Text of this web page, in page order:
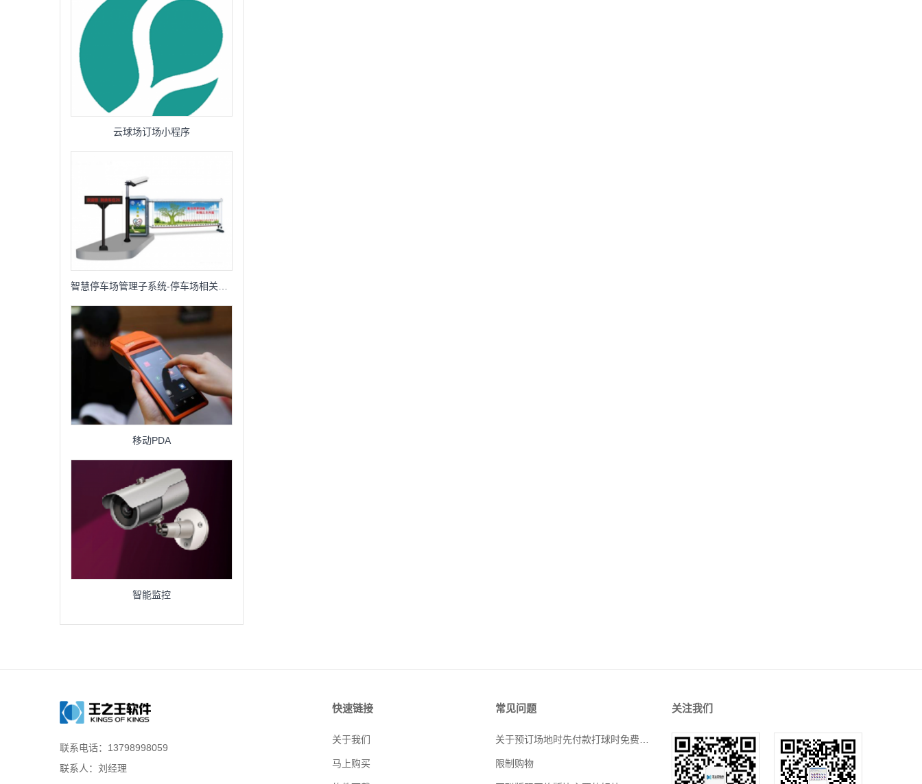
云球场订场小程序
移动PDA
智能监控
联系电话：13798998059
联系人：刘经理
快速链接
关于我们
马上购买
常见问题
限制购物
关注我们